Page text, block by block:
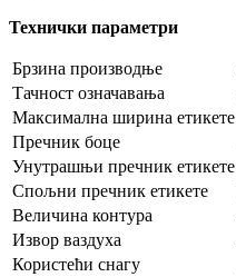
Технички параметри
Брзина производње
Тачност означавања
Максимална ширина етикете
Пречник боце
Унутрашњи пречник етикете
Спољни пречник етикете
Величина контура
Извор ваздуха
Користећи снагу